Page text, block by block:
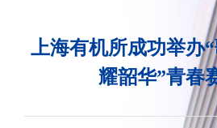
上海有机所成功举办
耀韶华”青春